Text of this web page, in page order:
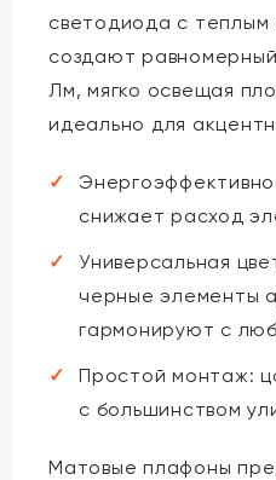
светодиода с теплым
создают
Лм, мягко освещая
идеально для
снижает расход
Универсальная
черные элементы
гармонируют с
Простой монтаж:
с большинством
Матовые плафоны